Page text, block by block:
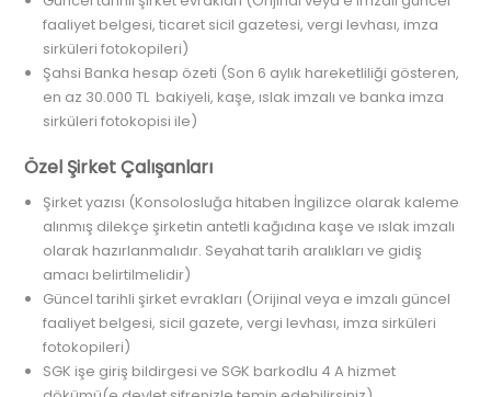
faaliyet belgesi, ticaret sicil gazetesi, vergi levhası, imza
sirküleri fotokopileri)
Şahsi Banka hesap özeti (Son 6 aylık hareketliliği gösteren,
en az 30.000 TL bakiyeli, kaşe, ıslak imzalı ve banka imza
sirküleri fotokopisi ile)
Özel Şirket Çalışanları
Şirket yazısı (Konsolosluğa hitaben İngilizce olarak kaleme
alınmış dilekçe şirketin antetli kağıdına kaşe ve ıslak imzalı
olarak hazırlanmalıdır. Seyahat tarih aralıkları ve gidiş
amacı belirtilmelidir)
Güncel tarihli şirket evrakları (Orijinal veya e imzalı güncel
faaliyet belgesi, sicil gazete, vergi levhası, imza sirküleri
fotokopileri)
SGK işe giriş bildirgesi ve SGK barkodlu 4 A hizmet